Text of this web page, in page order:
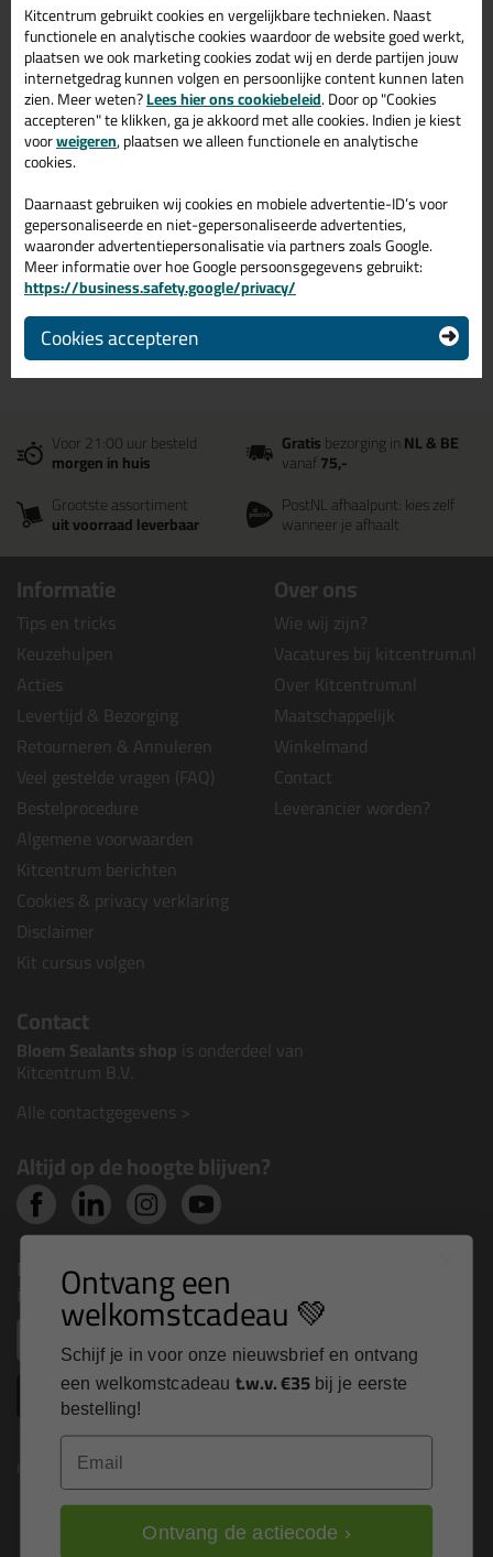
Bloem Sealants zwarte
verwerkingsmaterialen online
bestellen? Koop je
verwerkingsmaterialen in de
kleur zwart bij Bloem Sealants
shop
Bloem Sealants verwerkingsmaterialen in de kleur zwart kopen? Op
Bloem Sealants shop vind je een ruim assortiment Bloem Sealants
zwarte verwerkingsmaterialen. Bestel je Bloem Sealants
verwerkingsmaterialen zwart daarom gemakkelijk en snel op Bloem
Sealants shop!
Voor 21:00 uur besteld
morgen in huis
Gratisbezorging inNL & BE
vanaf75,-
Grootste assortiment
uit voorraad leverbaar
PostNL afhaalpunt: kies zelf
wanneer je afhaalt
Informatie
Tips en tricks
Keuzehulpen
Acties
Levertijd & Bezorging
Retourneren & Annuleren
Veel gestelde vragen (FAQ)
Bestelprocedure
Algemene voorwaarden
Kitcentrum berichten
Cookies & privacy verklaring
Disclaimer
Kit cursus volgen
Over ons
Wie wij zijn?
Vacatures bij kitcentrum.nl
Over Kitcentrum.nl
Maatschappelijk
Winkelmand
Contact
Leverancier worden?
Contact
Bloem Sealants shop is onderdeel van
Kitcentrum B.V.
Alle contactgegevens >
Altijd op de hoogte blijven?
Nieuws, tips en exclusieve deals rechtstreeks in je
inbox
Inschrijven
Kitcentrum is trots op:
Kitcentrum gebruikt cookies en vergelijkbare technieken. Naast
functionele en analytische cookies waardoor de website goed werkt,
plaatsen we ook marketing cookies zodat wij en derde partijen jouw
internetgedrag kunnen volgen en persoonlijke content kunnen laten
zien. Meer weten?Lees hier ons cookiebeleid. Door op "Cookies
accepteren" te klikken, ga je akkoord met alle cookies. Indien je kiest
voorweigeren, plaatsen we alleen functionele en analytische
cookies.
Daarnaast gebruiken wij cookies en mobiele advertentie-ID’s voor
gepersonaliseerde en niet-gepersonaliseerde advertenties,
waaronder advertentiepersonalisatie via partners zoals Google.
Meer informatie over hoe Google persoonsgegevens gebruikt:
https://business.safety.google/privacy/
Cookies accepteren
Ontvang een
welkomstcadeau 💚
Schijf je in voor onze nieuwsbrief en ontvang
een welkomstcadeau t.w.v. €35 bij je eerste
bestelling!
Email
Ontvang de actiecode ›